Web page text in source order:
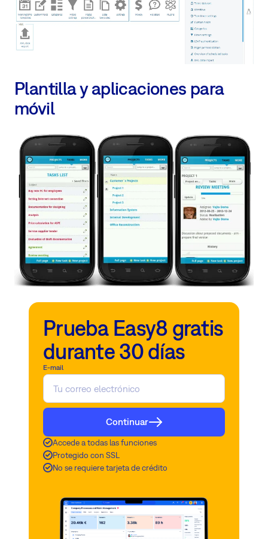
Plantilla y aplicaciones para
móvil
Prueba Easy8 gratis
durante 30 días
E-mail
Continuar
Accede a todas las funciones
Protegido con SSL
No se requiere tarjeta de crédito